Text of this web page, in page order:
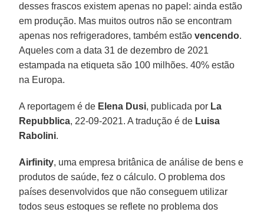
desses frascos existem apenas no papel: ainda estão
em produção. Mas muitos outros não se encontram
apenas nos refrigeradores, também estãovencendo.
Aqueles com a data 31 de dezembro de 2021
estampada na etiqueta são 100 milhões. 40% estão
na Europa.
A reportagem é de Elena Dusi, publicada por La
Repubblica, 22-09-2021. A tradução é de Luisa
Rabolini.
Airfinity, uma empresa britânica de análise de bens e
produtos de saúde, fez o cálculo. O problema dos
países desenvolvidos que não conseguem utilizar
todos seus estoques se reflete no problema dos